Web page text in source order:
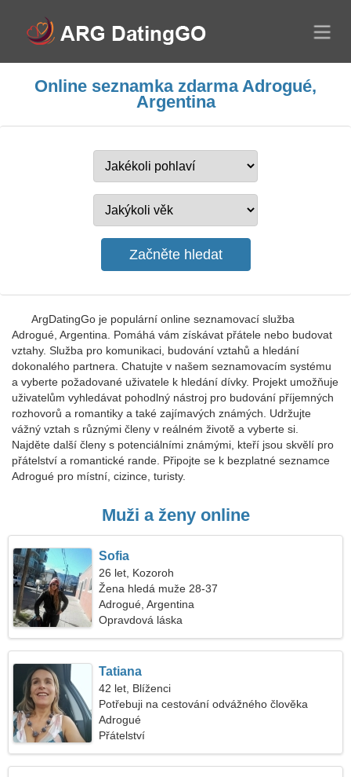
Online seznamka zdarma Adrogué,
Argentina
ArgDatingGo je populární online seznamovací služba
Adrogué, Argentina. Pomáhá vám získávat přátele nebo budovat
vztahy. Služba pro komunikaci, budování vztahů a hledání
dokonalého partnera. Chatujte v našem seznamovacím systému
a vyberte požadované uživatele k hledání dívky. Projekt umožňuje
uživatelům vyhledávat pohodlný nástroj pro budování příjemných
rozhovorů a romantiky a také zajímavých známých. Udržujte
vážný vztah s různými členy v reálném životě a vyberte si.
Najděte další členy s potenciálními známými, kteří jsou skvělí pro
přátelství a romantické rande. Připojte se k bezplatné seznamce
Adrogué pro místní, cizince, turisty.
Muži a ženy online
Sofia
26 let, Kozoroh
Žena hledá muže 28-37
Adrogué, Argentina
Opravdová láska
Tatiana
42 let, Blíženci
Potřebuji na cestování odvážného člověka
Adrogué
Přátelství